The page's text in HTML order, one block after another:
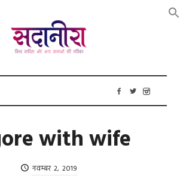
सदानीरा
with wife
नवम्बर 2, 2019